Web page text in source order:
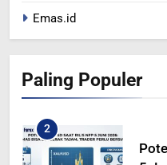
Emas.id
Paling Populer
1
Uang
2